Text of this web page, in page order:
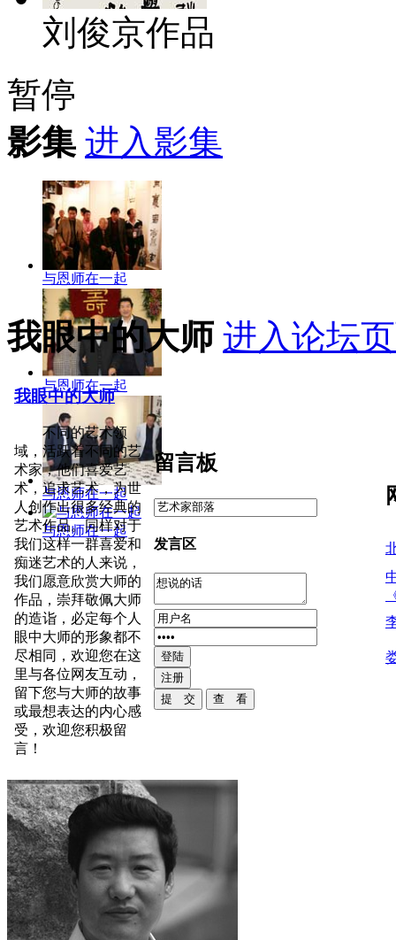
刘俊京作品
暂停
影集 进入影集
与恩师在一起
与恩师在一起
与恩师在一起
与恩师在一起
我眼中的大师 进入论坛
我眼中的大师
不同的艺术领
域，活跃着不同的艺
术家，他们喜爱艺
术，追求艺术，为世
人创作出很多经典的
艺术作品。同样对于
我们这样一群喜爱和
痴迷艺术的人来说，
我们愿意欣赏大师的
作品，崇拜敬佩大师
的造诣，必定每个人
眼中大师的形象都不
尽相同，欢迎您在这
里与各位网友互动，
留下您与大师的故事
或最想表达的内心感
受，欢迎您积极留
言！
留言板
发言区